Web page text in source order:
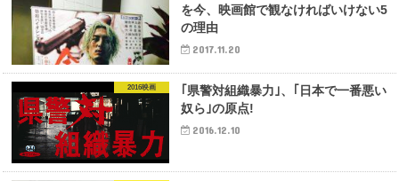
を今、映画館で観なければいけない5
の理由
2017.11.20
2016映画
｢県警対組織暴力｣、｢日本で一番悪い
奴ら｣の原点!
2016.12.10